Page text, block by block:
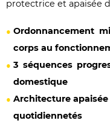
protectrice et apaisée
Ordonnancement
corps au
3 séquences
domestique
Architecture
quotidiennetés